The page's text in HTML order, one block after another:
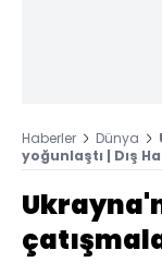
Haberler Dünya
yoğunlaştı | Dış